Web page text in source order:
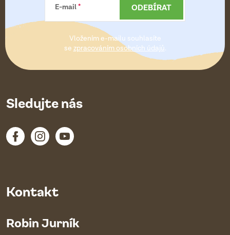
t
E-mail
Vložením e-mailu souhlasíte
se zpracováním osobních údajů.
ODEBÍRAT
Kontakt
Robin Jurník
Sledujte nás